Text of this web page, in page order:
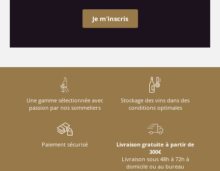
Je m'inscris
Une gamme sélectionnée avec
passion par nos sommeliers
Stockage des vins dans des
conditions optimales
Paiement sécurisé
Livraison gratuite à partir de
300€
Livraison sous 48h à 72h à
domicile ou au bureau